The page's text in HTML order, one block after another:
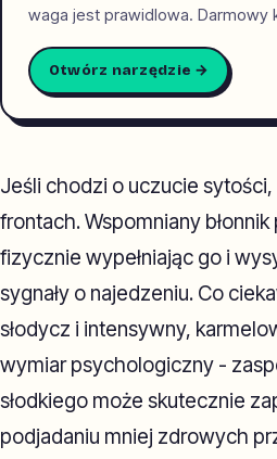
waga jest prawidlowa. Darmowy
Otwórz narzędzie →
Jeśli chodzi o uczucie sytości,
frontach. Wspomniany
fizycznie wypełniając go i
sygnały o najedzeniu. Co
słodycz i intensywny,
wymiar psychologiczny -
słodkiego może skutecznie
podjadaniu mniej zdrowych